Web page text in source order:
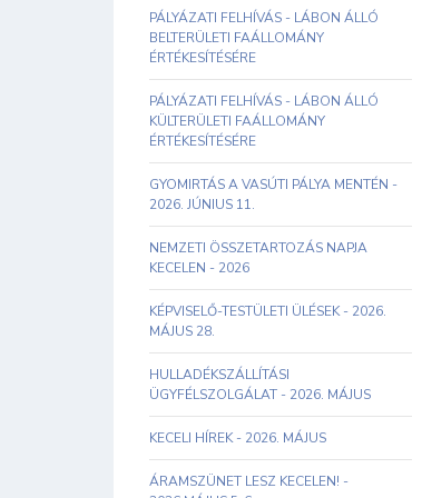
PÁLYÁZATI FELHÍVÁS - LÁBON ÁLLÓ
BELTERÜLETI FAÁLLOMÁNY
ÉRTÉKESÍTÉSÉRE
PÁLYÁZATI FELHÍVÁS - LÁBON ÁLLÓ
KÜLTERÜLETI FAÁLLOMÁNY
ÉRTÉKESÍTÉSÉRE
GYOMIRTÁS A VASÚTI PÁLYA MENTÉN -
2026. JÚNIUS 11.
NEMZETI ÖSSZETARTOZÁS NAPJA
KECELEN - 2026
KÉPVISELŐ-TESTÜLETI ÜLÉSEK - 2026.
MÁJUS 28.
HULLADÉKSZÁLLÍTÁSI
ÜGYFÉLSZOLGÁLAT - 2026. MÁJUS
KECELI HÍREK - 2026. MÁJUS
ÁRAMSZÜNET LESZ KECELEN! -